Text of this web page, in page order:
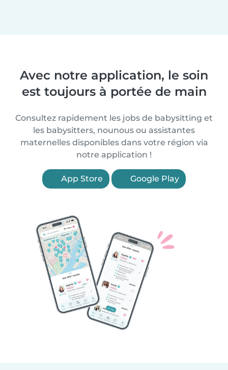
Avec notre application, le soin
est toujours à portée de main
Consultez rapidement les jobs de babysitting et
les babysitters, nounous ou assistantes
maternelles disponibles dans votre région via
notre application !
App Store Google Play